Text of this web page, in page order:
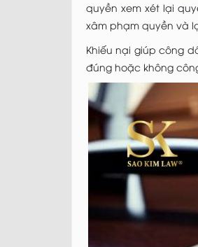
quyền xem xét lại
xâm phạm quyền và
Khiếu nại giúp công
đúng hoặc không